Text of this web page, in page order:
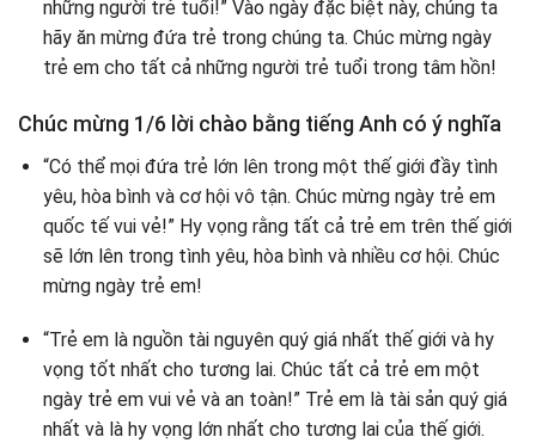
những người trẻ tuổi!” Vào ngày đặc biệt này, chúng ta
hãy ăn mừng đứa trẻ trong chúng ta. Chúc mừng ngày
trẻ em cho tất cả những người trẻ tuổi trong tâm hồn!
Chúc mừng 1/6 lời chào bằng tiếng Anh có ý nghĩa
“Có thể mọi đứa trẻ lớn lên trong một thế giới đầy tình
yêu, hòa bình và cơ hội vô tận. Chúc mừng ngày trẻ em
quốc tế vui vẻ!” Hy vọng rằng tất cả trẻ em trên thế giới
sẽ lớn lên trong tình yêu, hòa bình và nhiều cơ hội. Chúc
mừng ngày trẻ em!
“Trẻ em là nguồn tài nguyên quý giá nhất thế giới và hy
vọng tốt nhất cho tương lai. Chúc tất cả trẻ em một
ngày trẻ em vui vẻ và an toàn!” Trẻ em là tài sản quý giá
nhất và là hy vọng lớn nhất cho tương lai của thế giới.